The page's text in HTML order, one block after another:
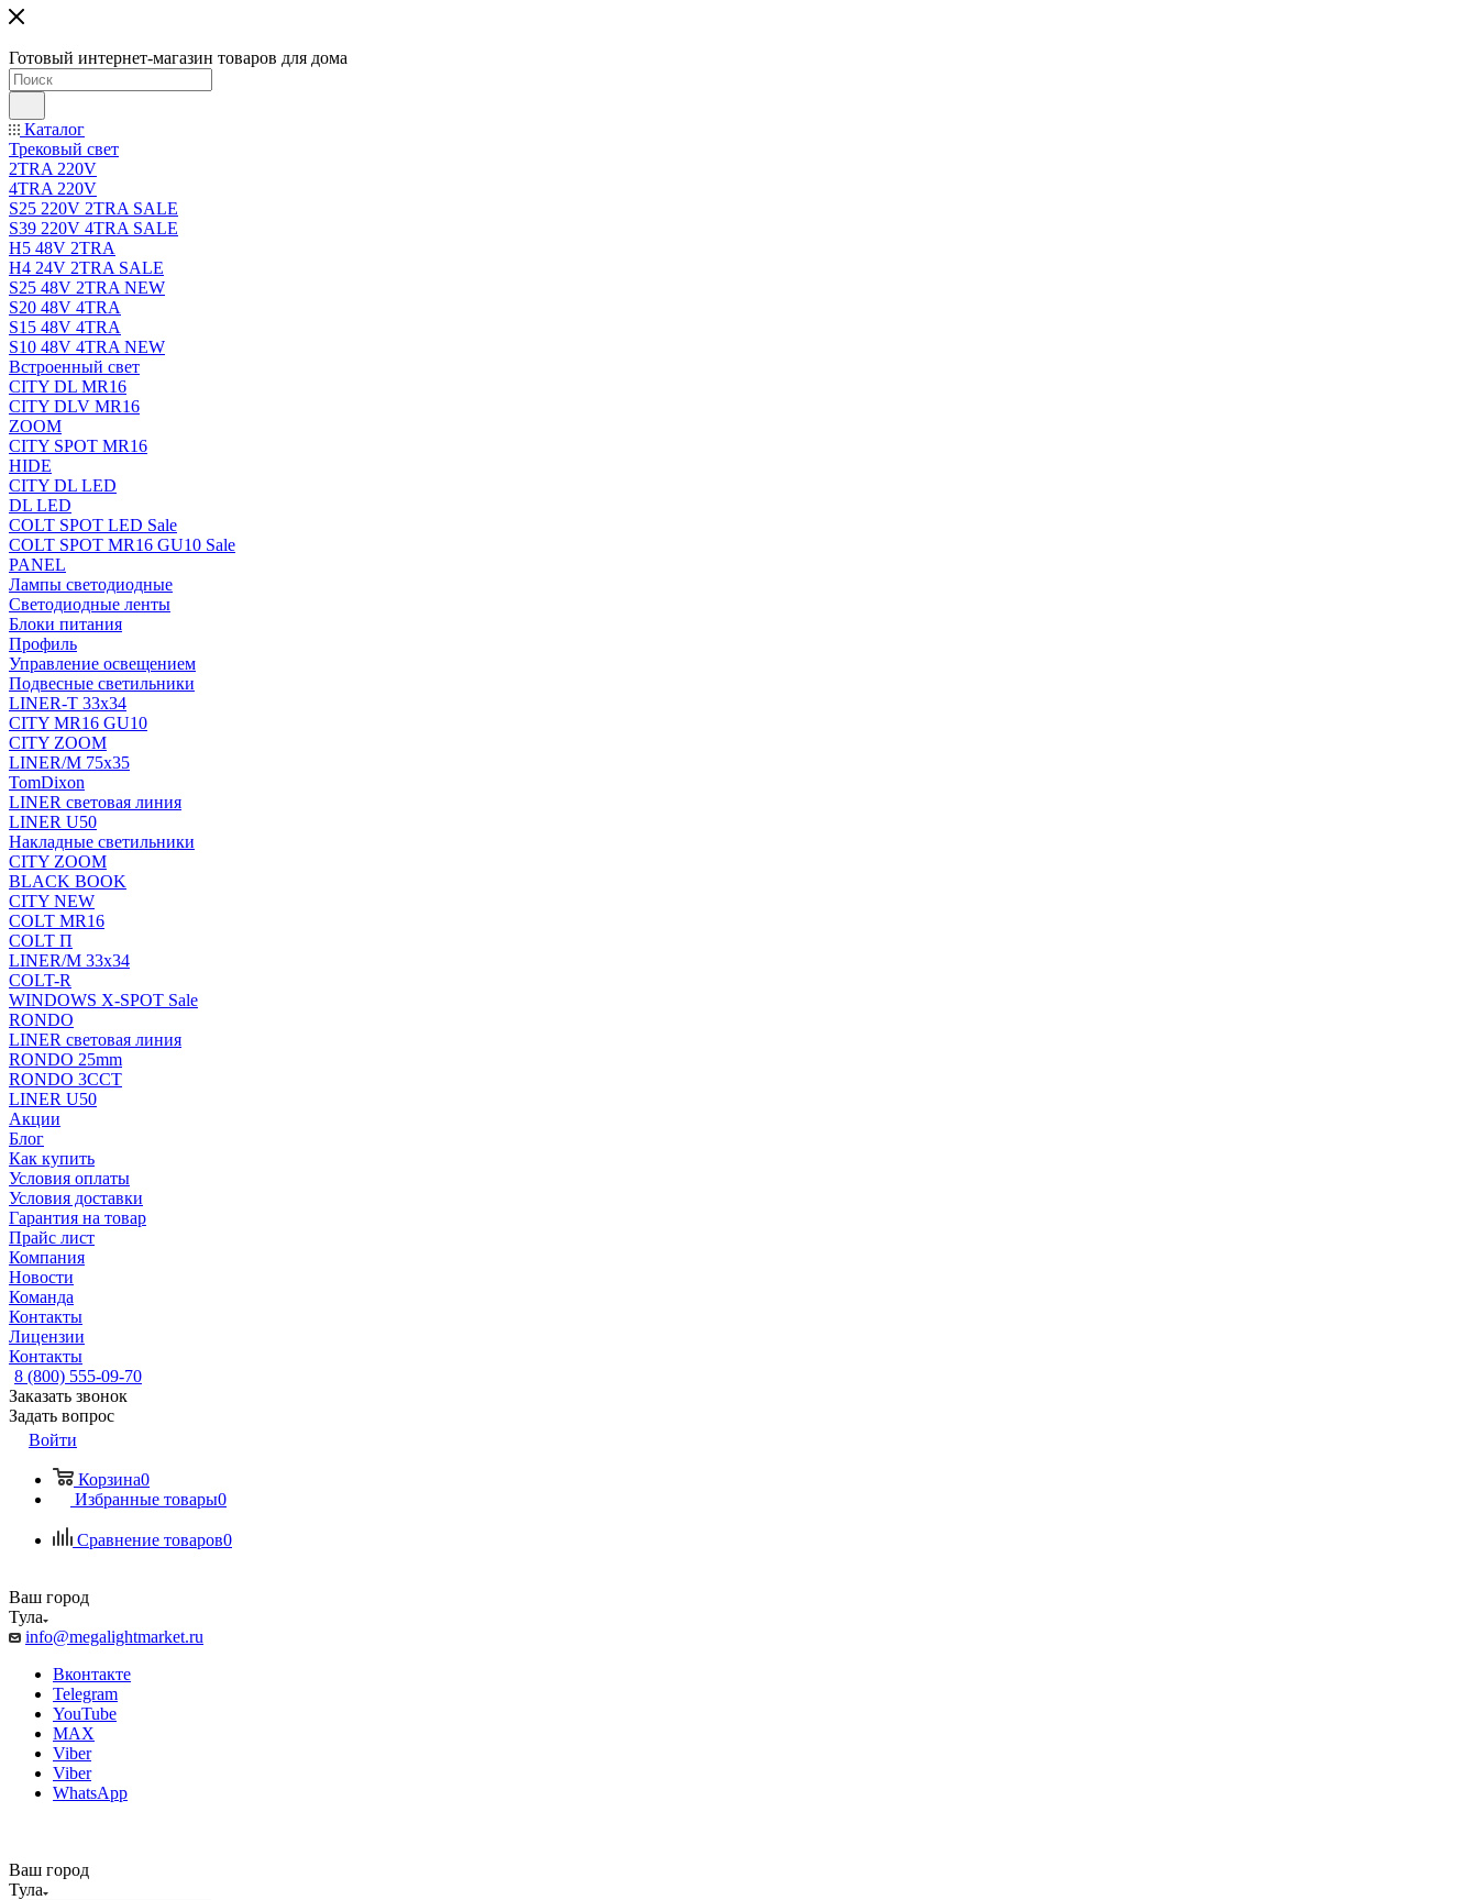
Готовый интернет-магазин товаров для дома
Каталог
Трековый свет
2TRA 220V
4TRA 220V
S25 220V 2TRA SALE
S39 220V 4TRA SALE
H5 48V 2TRA
H4 24V 2TRA SALE
S25 48V 2TRA NEW
S20 48V 4TRA
S15 48V 4TRA
S10 48V 4TRA NEW
Встроенный свет
CITY DL MR16
CITY DLV MR16
ZOOM
CITY SPOT MR16
HIDE
CITY DL LED
DL LED
COLT SPOT LED Sale
COLT SPOT MR16 GU10 Sale
PANEL
Лампы светодиодные
Светодиодные ленты
Блоки питания
Профиль
Управление освещением
Подвесные светильники
LINER-T 33x34
CITY MR16 GU10
CITY ZOOM
LINER/M 75х35
TomDixon
LINER световая линия
LINER U50
Накладные светильники
CITY ZOOM
BLACK BOOK
CITY NEW
COLT MR16
COLT П
LINER/М 33х34
COLT-R
WINDOWS X-SPOT Sale
RONDO
LINER световая линия
RONDO 25mm
RONDO 3CCT
LINER U50
Акции
Блог
Как купить
Условия оплаты
Условия доставки
Гарантия на товар
Прайс лист
Компания
Новости
Команда
Контакты
Лицензии
Контакты
8 (800) 555-09-70
Заказать звонок
Задать вопрос
Войти
Корзина0
Избранные товары0
Сравнение товаров0
Ваш город
Тула
info@megalightmarket.ru
Вконтакте
Telegram
YouTube
MAX
Viber
Viber
WhatsApp
Ваш город
Тула